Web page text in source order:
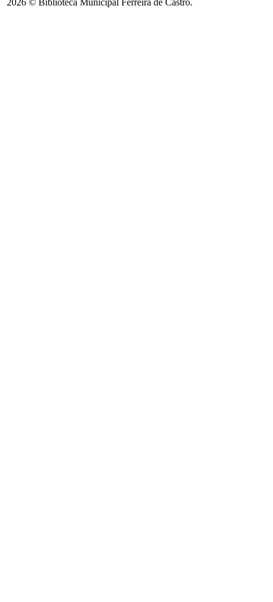
2026 © Biblioteca Municipal Ferreira de Castro.